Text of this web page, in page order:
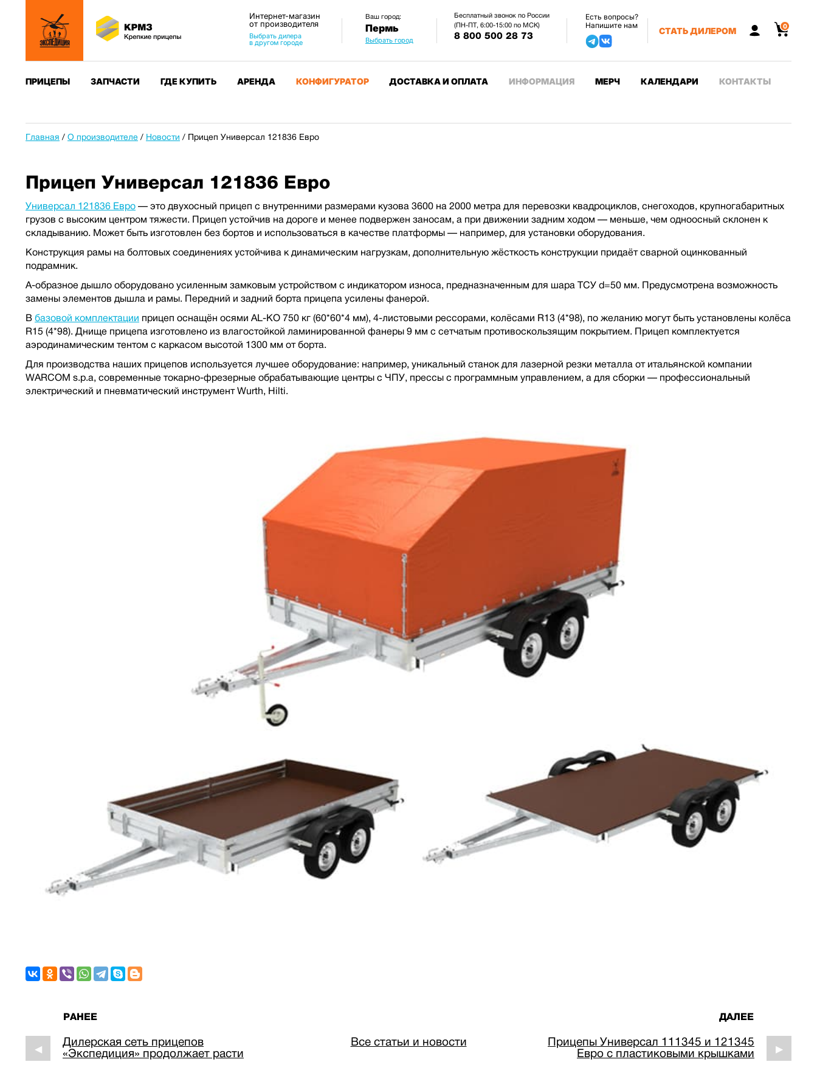
Интернет-магазин
от производителя
Выбрать дилера
в другом городе
Ваш город:
Пермь
Выбрать город
Бесплатный звонок по России
(ПН-ПТ, 6:00-15:00 по МСК)
8 800 500 28 73
Есть вопросы?
Напишите нам
СТАТЬ ДИЛЕРОМ 0
ПРИЦЕПЫ ЗАПЧАСТИ ГДЕ КУПИТЬ АРЕНДА КОНФИГУРАТОР ДОСТАВКА И ОПЛАТА ИНФОРМАЦИЯ МЕРЧ КАЛЕНДАРИ КОНТАКТЫ
Главная / О производителе / Новости / Прицеп Универсал 121836 Евро
Прицеп Универсал 121836 Евро
Универсал 121836 Евро — это двухосный прицеп с внутренними размерами кузова 3600 на 2000 метра для перевозки квадроциклов, снегоходов, крупногабаритных
грузов с высоким центром тяжести. Прицеп устойчив на дороге и менее подвержен заносам, а при движении задним ходом — меньше, чем одноосный склонен к
складыванию. Может быть изготовлен без бортов и использоваться в качестве платформы — например, для установки оборудования.
Конструкция рамы на болтовых соединениях устойчива к динамическим нагрузкам, дополнительную жёсткость конструкции придаёт сварной оцинкованный
подрамник.
А-образное дышло оборудовано усиленным замковым устройством с индикатором износа, предназначенным для шара ТСУ d=50 мм. Предусмотрена возможность
замены элементов дышла и рамы. Передний и задний борта прицепа усилены фанерой.
В базовой комплектации прицеп оснащён осями AL-KO 750 кг (60*60*4 мм), 4-листовыми рессорами, колёсами R13 (4*98), по желанию могут быть установлены колёса
R15 (4*98). Днище прицепа изготовлено из влагостойкой ламинированной фанеры 9 мм с сетчатым противоскользящим покрытием. Прицеп комплектуется
аэродинамическим тентом с каркасом высотой 1300 мм от борта.
Для производства наших прицепов используется лучшее оборудование: например, уникальный станок для лазерной резки металла от итальянской компании
WARCOM s.p.a, современные токарно-фрезерные обрабатывающие центры с ЧПУ, прессы с программным управлением, а для сборки — профессиональный
электрический и пневматический инструмент Wurth, Hilti.
РАНЕЕ
◀
Дилерская сеть прицепов
«Экспедиция» продолжает расти
Все статьи и новости
ДАЛЕЕ
Прицепы Универсал 111345 и 121345
Евро с пластиковыми крышками
▶